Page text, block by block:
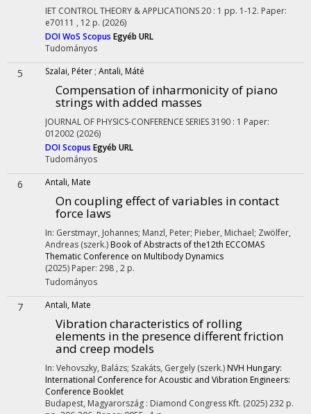
IET CONTROL THEORY & APPLICATIONS20 : 1 pp. 1-12. Paper:
e70111 , 12 p. (2026)
DOIWoS Scopus Egyéb URL
Tudományos
5 Szalai, Péter ; Antali, Máté
Compensation of inharmonicity of piano
strings with added masses
JOURNAL OF PHYSICS-CONFERENCE SERIES3190 : 1 Paper:
012002 (2026)
DOIScopus Egyéb URL
Tudományos
6 Antali, Mate
On coupling effect of variables in contact
force laws
In: Gerstmayr, Johannes; Manzl, Peter; Pieber, Michael; Zwölfer,
Andreas (szerk.) Book of Abstracts of the12th ECCOMAS
Thematic Conference on Multibody Dynamics
(2025) Paper: 298 , 2 p.
Tudományos
7 Antali, Mate
Vibration characteristics of rolling
elements in the presence different friction
and creep models
In: Vehovszky, Balázs; Szakáts, Gergely (szerk.) NVH Hungary:
International Conference for Acoustic and Vibration Engineers:
Conference Booklet
Budapest, Magyarország : Diamond Congress Kft. (2025)232 p.